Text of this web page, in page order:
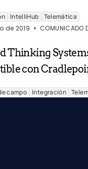
IntelliHub
Telemática
de 2019
COMUNICADO
Thinking
con
campo Integración